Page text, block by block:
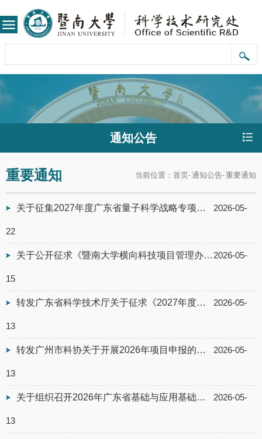
通知公告
当前位置： 首页-通知公告-重要通知
重要通知
关于征集2027年度广东省量子科学战略专项指南建议的通知 2026-05-
22
关于公开征求《暨南大学横向科技项目管理办法（征求意见稿）》意见的通知 2026-05-
15
转发广东省科学技术厅关于征求《2027年度广东省重点领域研发计划“现代农业”专项... 2026-05-
13
转发广州市科协关于开展2026年项目申报的通知 2026-05-
13
关于组织召开2026年广东省基础与应用基础研究基金项目申报暨科研经费规范使用宣讲... 2026-05-
13